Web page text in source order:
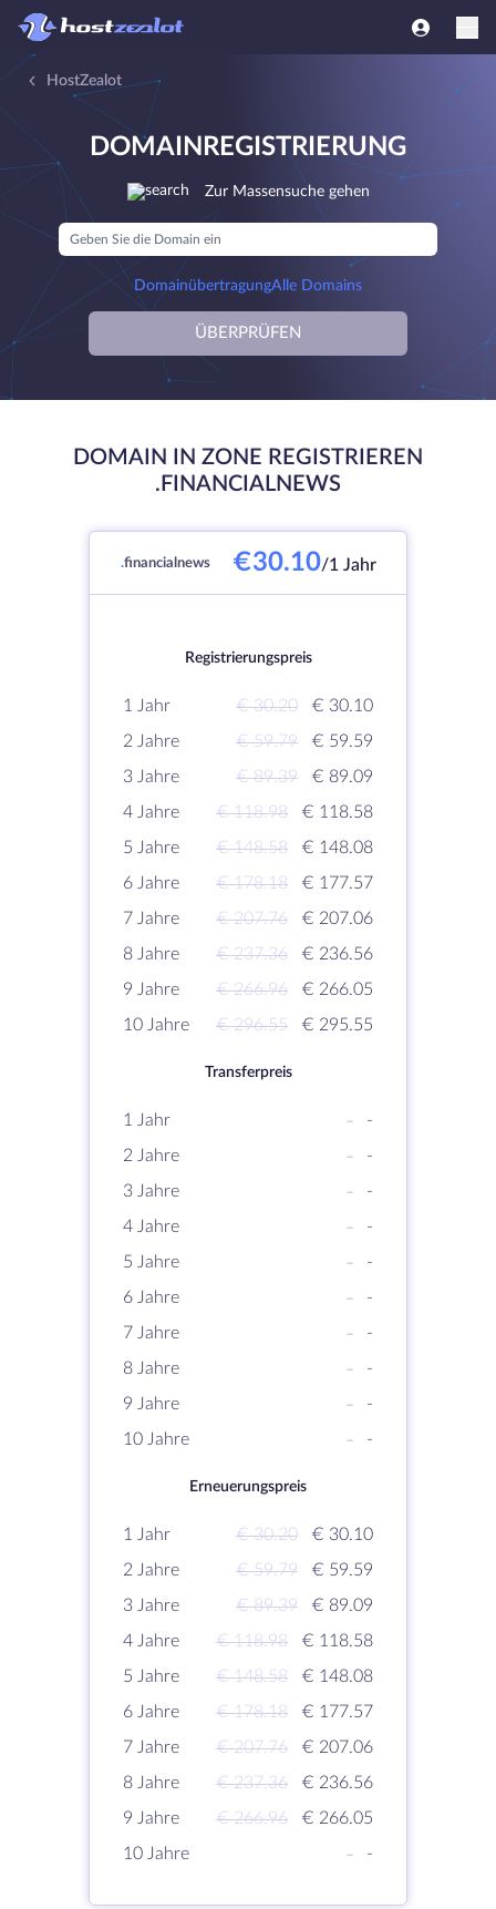
HostZealot
DOMAINREGISTRIERUNG
Zur Massensuche gehen
DomainübertragungAlle Domains
ÜBERPRÜFEN
DOMAIN IN ZONE REGISTRIEREN
.FINANCIALNEWS
.financialnews €30.10/1 Jahr
Registrierungspreis
1 Jahr € 30.20
€ 30.10
2 Jahre
€ 59.79
€ 59.59
3 Jahre
€ 89.39
€ 89.09
4 Jahre
€ 118.98
€ 118.58
5 Jahre
€ 148.58
€ 148.08
6 Jahre
€ 178.18
€ 177.57
7 Jahre
€ 207.76
€ 207.06
8 Jahre
€ 237.36
€ 236.56
9 Jahre
€ 266.96
€ 266.05
10 Jahre
€ 296.55 € 295.55
Transferpreis
1 Jahr -
-
2 Jahre
-
-
3 Jahre
-
-
4 Jahre
-
-
5 Jahre
-
-
6 Jahre
-
-
7 Jahre
-
-
8 Jahre
-
-
9 Jahre
-
-
10 Jahre
- -
Erneuerungspreis
1 Jahr € 30.20
€ 30.10
2 Jahre
€ 59.79
€ 59.59
3 Jahre
€ 89.39
€ 89.09
4 Jahre
€ 118.98
€ 118.58
5 Jahre
€ 148.58
€ 148.08
6 Jahre
€ 178.18
€ 177.57
7 Jahre
€ 207.76
€ 207.06
8 Jahre
€ 237.36
€ 236.56
9 Jahre
€ 266.96
€ 266.05
10 Jahre
- -